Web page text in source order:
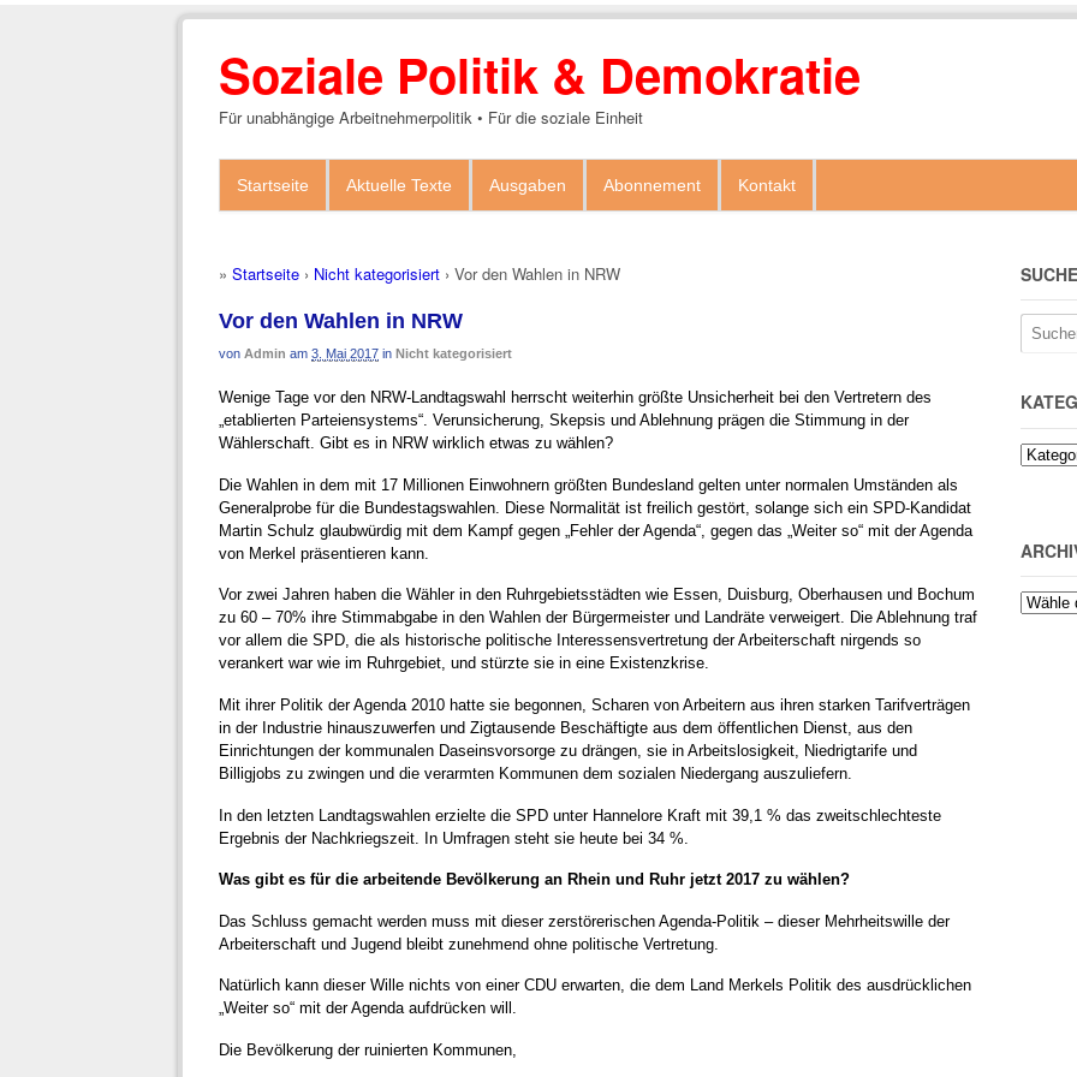
Soziale Politik & Demokratie
Für unabhängige Arbeitnehmerpolitik • Für die soziale Einheit
Startseite Aktuelle Texte Ausgaben Abonnement Kontakt
» Startseite › Nicht kategorisiert › Vor den Wahlen in NRW
Vor den Wahlen in NRW
von Admin am 3. Mai 2017 in Nicht kategorisiert
Wenige Tage vor den NRW-Landtagswahl herrscht weiterhin größte Unsicherheit bei den Vertretern des
„etablierten Parteiensystems“. Verunsicherung, Skepsis und Ablehnung prägen die Stimmung in der
Wählerschaft. Gibt es in NRW wirklich etwas zu wählen?
Die Wahlen in dem mit 17 Millionen Einwohnern größten Bundesland gelten unter normalen Umständen als
Generalprobe für die Bundestagswahlen. Diese Normalität ist freilich gestört, solange sich ein SPD-Kandidat
Martin Schulz glaubwürdig mit dem Kampf gegen „Fehler der Agenda“, gegen das „Weiter so“ mit der Agenda
von Merkel präsentieren kann.
Vor zwei Jahren haben die Wähler in den Ruhrgebietsstädten wie Essen, Duisburg, Oberhausen und Bochum
zu 60 – 70% ihre Stimmabgabe in den Wahlen der Bürgermeister und Landräte verweigert. Die Ablehnung traf
vor allem die SPD, die als historische politische Interessensvertretung der Arbeiterschaft nirgends so
verankert war wie im Ruhrgebiet, und stürzte sie in eine Existenzkrise.
Mit ihrer Politik der Agenda 2010 hatte sie begonnen, Scharen von Arbeitern aus ihren starken Tarifverträgen
in der Industrie hinauszuwerfen und Zigtausende Beschäftigte aus dem öffentlichen Dienst, aus den
Einrichtungen der kommunalen Daseinsvorsorge zu drängen, sie in Arbeitslosigkeit, Niedrigtarife und
Billigjobs zu zwingen und die verarmten Kommunen dem sozialen Niedergang auszuliefern.
In den letzten Landtagswahlen erzielte die SPD unter Hannelore Kraft mit 39,1 % das zweitschlechteste
Ergebnis der Nachkriegszeit. In Umfragen steht sie heute bei 34 %.
Was gibt es für die arbeitende Bevölkerung an Rhein und Ruhr jetzt 2017 zu wählen?
Das Schluss gemacht werden muss mit dieser zerstörerischen Agenda-Politik – dieser Mehrheitswille der
Arbeiterschaft und Jugend bleibt zunehmend ohne politische Vertretung.
Natürlich kann dieser Wille nichts von einer CDU erwarten, die dem Land Merkels Politik des ausdrücklichen
„Weiter so“ mit der Agenda aufdrücken will.
Die Bevölkerung der ruinierten Kommunen,